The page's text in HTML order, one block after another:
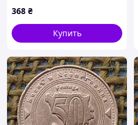
368 ₴
Купить